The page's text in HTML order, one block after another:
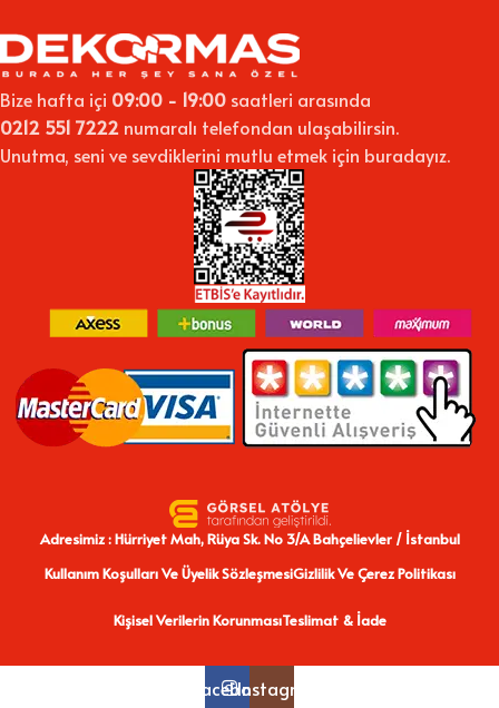
Bize hafta içi 09:00 - 19:00 saatleri arasında
0212 551 7222 numaralı telefondan ulaşabilirsin.
Unutma, seni ve sevdiklerini mutlu etmek için buradayız.
Adresimiz : Hürriyet Mah, Rüya Sk. No 3/A Bahçelievler / İstanbul
Kullanım Koşulları Ve Üyelik SözleşmesiGizlilik Ve Çerez Politikası
Kişisel Verilerin KorunmasıTeslimat & İade
FacebookInstagram